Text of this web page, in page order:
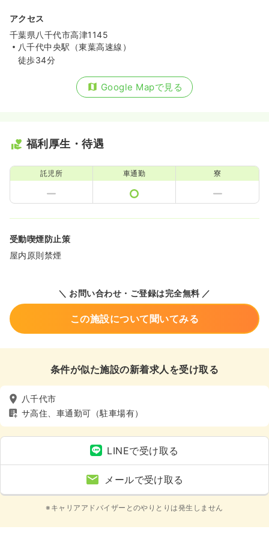
アクセス
千葉県八千代市高津1145
八千代中央駅（東葉高速線）
徒歩34分
Google Mapで見る
福利厚生・待遇
託児所 車通勤 寮
受動喫煙防止策
屋内原則禁煙
＼ お問い合わせ・ご登録は完全無料 ／
この施設について聞いてみる
条件が似た施設の新着求人を受け取る
八千代市
サ高住、車通勤可（駐車場有）
LINEで受け取る
メールで受け取る
※キャリアアドバイザーとのやりとりは発生しません